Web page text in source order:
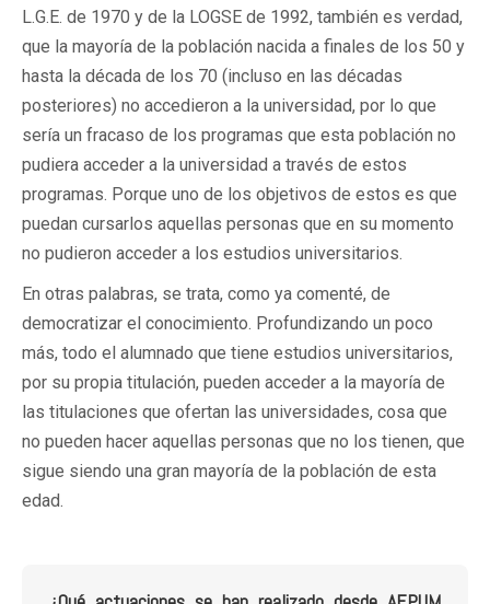
L.G.E. de 1970 y de la LOGSE de 1992, también es verdad,
que la mayoría de la población nacida a finales de los 50 y
hasta la década de los 70 (incluso en las décadas
posteriores) no accedieron a la universidad, por lo que
sería un fracaso de los programas que esta población no
pudiera acceder a la universidad a través de estos
programas. Porque uno de los objetivos de estos es que
puedan cursarlos aquellas personas que en su momento
no pudieron acceder a los estudios universitarios.
En otras palabras, se trata, como ya comenté, de
democratizar el conocimiento. Profundizando un poco
más, todo el alumnado que tiene estudios universitarios,
por su propia titulación, pueden acceder a la mayoría de
las titulaciones que ofertan las universidades, cosa que
no pueden hacer aquellas personas que no los tienen, que
sigue siendo una gran mayoría de la población de esta
edad.